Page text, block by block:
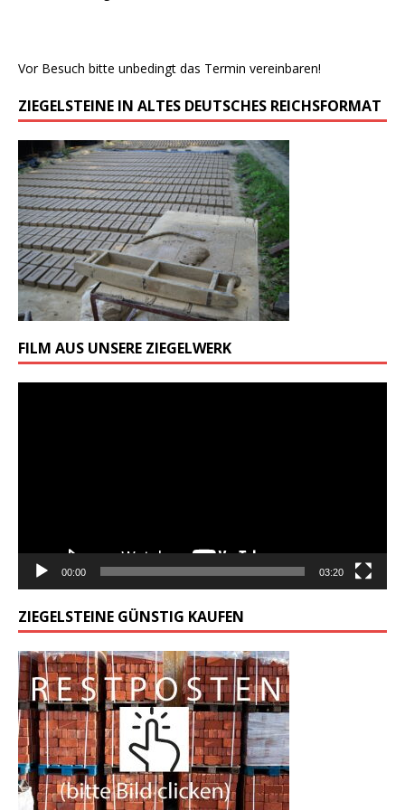
Vor Besuch bitte unbedingt das Termin vereinbaren!
ZIEGELSTEINE IN ALTES DEUTSCHES REICHSFORMAT
FILM AUS UNSERE ZIEGELWERK
00:00 03:20
ZIEGELSTEINE GÜNSTIG KAUFEN